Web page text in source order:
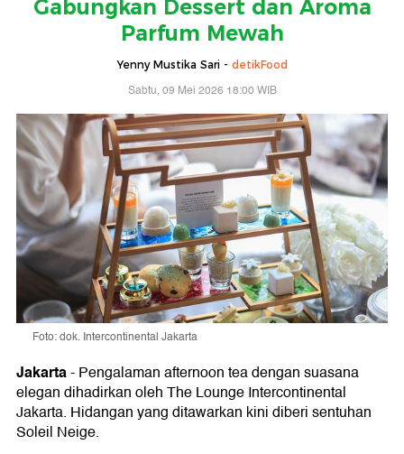
Gabungkan Dessert dan Aroma
Parfum Mewah
Yenny Mustika Sari - detikFood
Sabtu, 09 Mei 2026 18:00 WIB
Foto: dok. Intercontinental Jakarta
Jakarta-Pengalaman afternoon tea dengan suasana
elegan dihadirkan oleh The Lounge Intercontinental
Jakarta. Hidangan yang ditawarkan kini diberi sentuhan
Soleil Neige.